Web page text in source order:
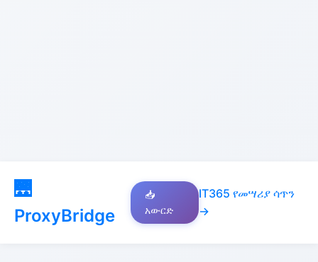
🌉
ProxyBridge
📥
አውርድ
IT365 የመሣሪያ ሳጥን
→